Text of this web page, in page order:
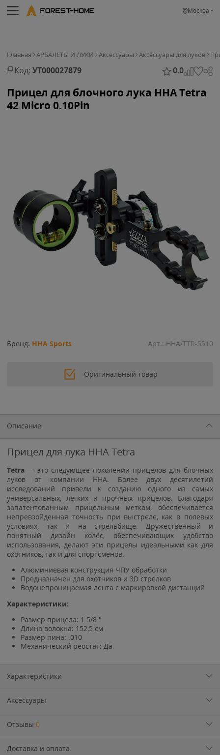
Москва
Главная АРБАЛЕТЫ И ЛУКИ Аксессуары Аксессуары для луков
Код: УТ000027879 0.0
Прицел для блочного лука HHA Tetra
42 Micro 0.10Pin
Бренд: HHA Sports Арт.: HHA/TTR-5510
Оригинальный товар
Описание
Прицел для лука HHA Tetra
Tetra — это следующее поколении прицелов для блочных
луков от компании HHA. Более двух десятилетий
исследований привели к созданию одного из самых
универсальных, легких и прочных прицелов. Благодаря
запатентованным прицельным меткам, обеспечивается
непревзойденная точность при выстреле, как в полевых
условиях, так и на стрельбище. Дружественный и
понятный дизайн колёс, обеспечивающих удобство
использования, делают эти прицелы идеальными как для
охотников, так и для спортсменов.
Алюминиевая конструкция ЧПУ обработки
Предназначен для охотников и 3D стрелков
Водонепроницаемая лента с маркировкой дистанций
Характеристики:
Размер прицела: 1 5/8 "
Длина волокна: 152,5 см
Размер пина: .010
Механический реостат: Да
Характеристики
Аксессуары
Отзывы 0
Доставка и оплата